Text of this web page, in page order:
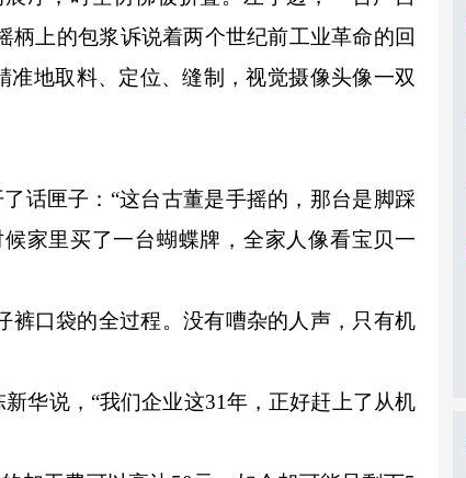
柄上的包浆诉说着两个世纪前工业革命的回
准地取料、定位、缝制，视觉摄像头像一双
匣子：“这台古董是手摇的，那台是脚踩
家里买了一台蝴蝶牌，全家人像看宝贝一
口袋的全过程。没有嘈杂的人声，只有机
华说，“我们企业这31年，正好赶上了从机